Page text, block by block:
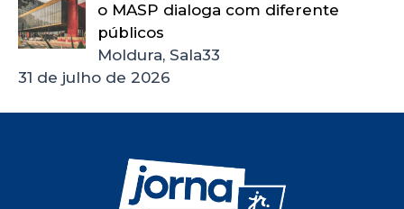
o MASP dialoga com diferente
públicos
Moldura, Sala33
31 de julho de 2026